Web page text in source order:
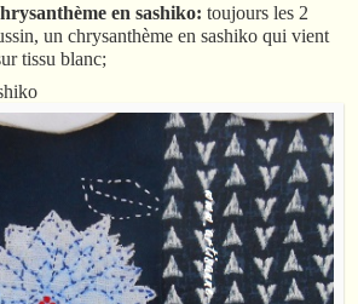
en sashiko: toujours les 2
un chrysanthème en sashiko qui vient
tissu blanc;